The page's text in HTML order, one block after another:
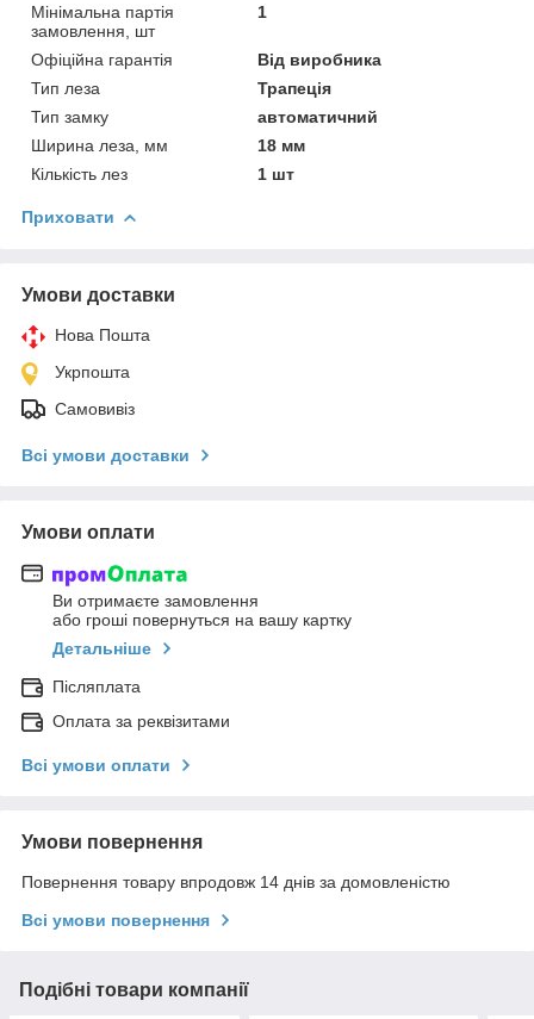
Мінімальна партія
замовлення, шт
1
Офіційна гарантія
Від виробника
Тип леза
Трапеція
Тип замку
автоматичний
Ширина леза, мм
18 мм
Кількість лез
1 шт
Приховати
Умови доставки
Нова Пошта
Укрпошта
Самовивіз
Всі умови доставки
Умови оплати
Ви отримаєте замовлення
або гроші повернуться на вашу картку
Детальніше
Післяплата
Оплата за реквізитами
Всі умови оплати
Умови повернення
Повернення товару впродовж 14 днів за домовленістю
Всі умови повернення
Подібні товари компанії